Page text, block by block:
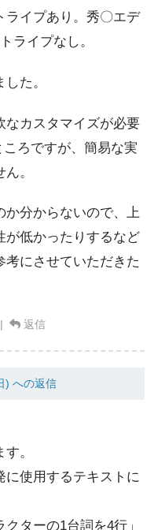
ライプあり。秀〇エデ
ライプなし。
た。
なカスタマイズが必要
ろですが、簡易な実
。
か分からないので、上
が低かったりするなど
考にさせていただきた
返信
) への返信
。
に使用するテキストに
ターの1台詞を4行」